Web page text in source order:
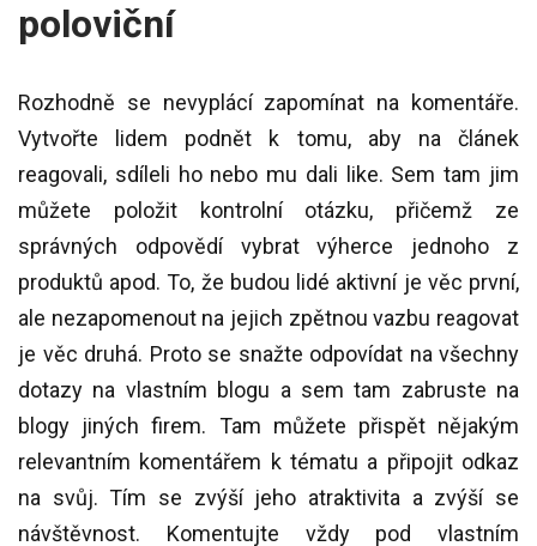
poloviční
Rozhodně se nevyplácí zapomínat na komentáře.
Vytvořte lidem podnět k tomu, aby na článek
reagovali, sdíleli ho nebo mu dali like. Sem tam jim
můžete položit kontrolní otázku, přičemž ze
správných odpovědí vybrat výherce jednoho z
produktů apod. To, že budou lidé aktivní je věc první,
ale nezapomenout na jejich zpětnou vazbu reagovat
je věc druhá. Proto se snažte odpovídat na všechny
dotazy na vlastním blogu a sem tam zabruste na
blogy jiných firem. Tam můžete přispět nějakým
relevantním komentářem k tématu a připojit odkaz
na svůj. Tím se zvýší jeho atraktivita a zvýší se
návštěvnost. Komentujte vždy pod vlastním